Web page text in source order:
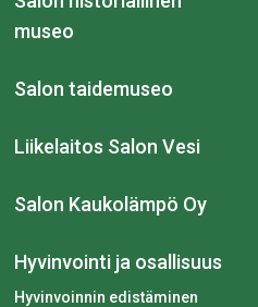
museo
Salon taidemuseo
Liikelaitos Salon Vesi
Salon Kaukolämpö Oy
Hyvinvointi ja osallisuus
Hyvinvoinnin edistäminen